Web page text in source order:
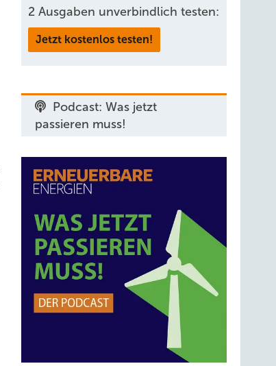
2 Ausgaben unverbindlich testen:
Jetzt kostenlos testen!
Podcast: Was jetzt
passieren muss!